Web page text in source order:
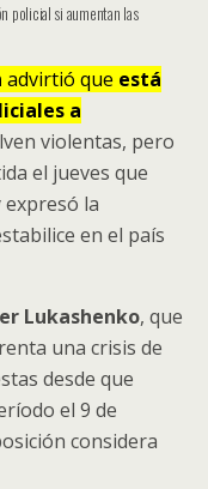
policial si aumentan las
advirtió que está
a
violentas, pero
el jueves que
la
en el país
Lukashenko, que
una crisis de
desde que
el 9 de
considera